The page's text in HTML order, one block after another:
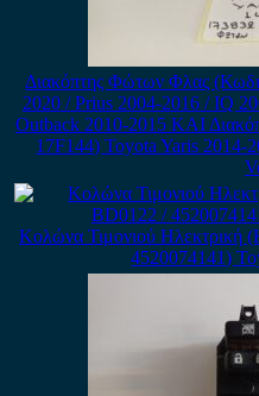
Διακόπτης Φώτων Φλας
2020 / Prius 2004-2016 / IQ
Outback 2010-2015 ΚΑΙ
17F144) Toyota Yaris 2014-
Κολώνα Τιμονιού Ηλεκτρική
4520074141)